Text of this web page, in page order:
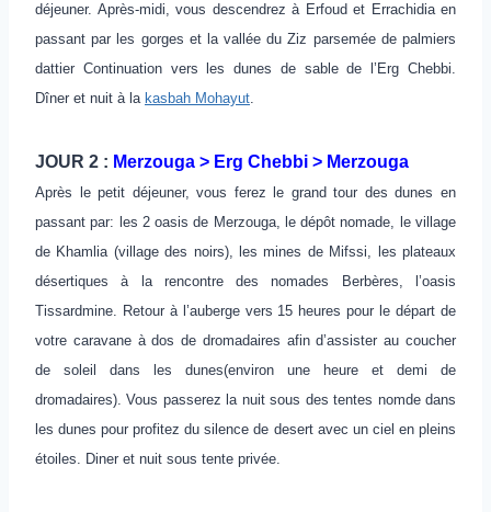
déjeuner. Après-midi, vous descendrez à Erfoud et Errachidia en
passant par les gorges et la vallée du Ziz parsemée de palmiers
dattier Continuation vers les dunes de sable de l’Erg Chebbi.
Dîner et nuit à la kasbah Mohayut.
JOUR 2 : Merzouga > Erg Chebbi > Merzouga
Après le petit déjeuner, vous ferez le grand tour des dunes en
passant par: les 2 oasis de Merzouga, le dépôt nomade, le village
de Khamlia (village des noirs), les mines de Mifssi, les plateaux
désertiques à la rencontre des nomades Berbères, l’oasis
Tissardmine. Retour à l’auberge vers 15 heures pour le départ de
votre caravane à dos de dromadaires afin d’assister au coucher
de soleil dans les dunes(environ une heure et demi de
dromadaires). Vous passerez la nuit sous des tentes nomde dans
les dunes pour profitez du silence de desert avec un ciel en pleins
étoiles. Diner et nuit sous tente privée.